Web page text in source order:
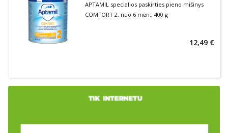
APTAMIL specialios paskirties pieno mišinys
COMFORT 2, nuo 6 mėn., 400 g
12,49 €